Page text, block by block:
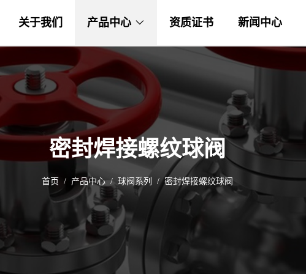
关于我们 产品中心 资质证书 新闻中心
密封焊接螺纹球阀
首页 产品中心 球阀系列 密封焊接螺纹球阀